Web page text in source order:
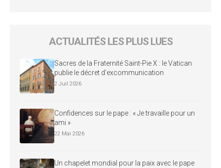
ACTUALITÉS LES PLUS LUES
Sacres de la Fraternité Saint-Pie X : le Vatican
publie le décret d’excommunication
2 Juil 2026
Confidences sur le pape : « Je travaille pour un
ami »
22 Mai 2026
Un chapelet mondial pour la paix avec le pape